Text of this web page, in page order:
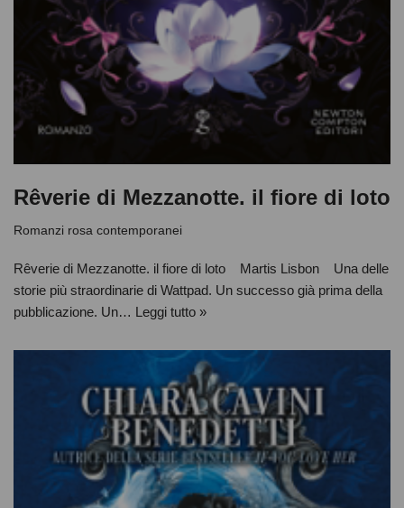
Rêverie di Mezzanotte. il fiore di loto
Romanzi rosa contemporanei
Rêverie di Mezzanotte. il fiore di loto Martis Lisbon Una delle
storie più straordinarie di Wattpad. Un successo già prima della
pubblicazione. Un… Leggi tutto »